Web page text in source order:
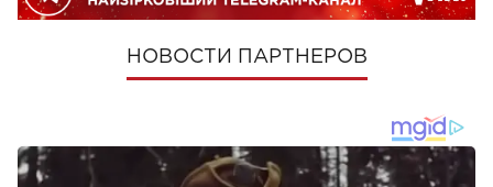
НОВОСТИ ПАРТНЕРОВ